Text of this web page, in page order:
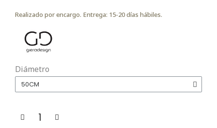
Realizado por encargo. Entrega: 15-20 días hábiles.
Diámetro